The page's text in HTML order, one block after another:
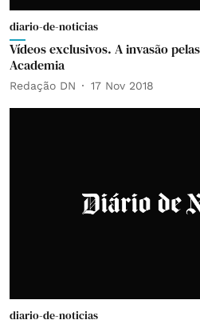
diario-de-noticias
Vídeos exclusivos. A invasão
Academia
Redação DN 17 Nov 2018
diario-de-noticias